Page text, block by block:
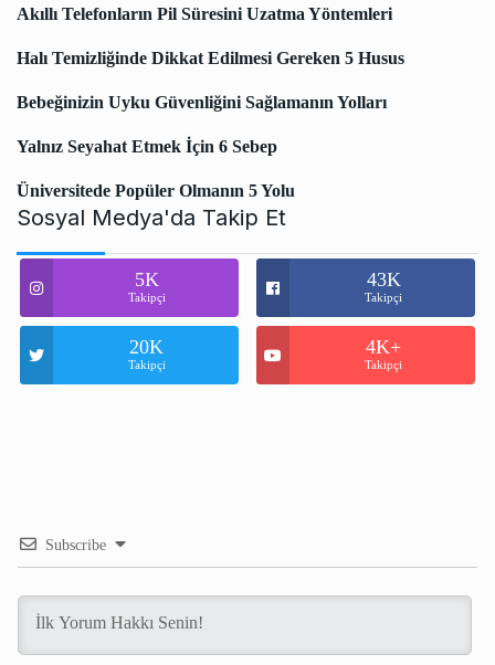
Akıllı Telefonların Pil Süresini Uzatma Yöntemleri
Halı Temizliğinde Dikkat Edilmesi Gereken 5 Husus
Bebeğinizin Uyku Güvenliğini Sağlamanın Yolları
Yalnız Seyahat Etmek İçin 6 Sebep
Üniversitede Popüler Olmanın 5 Yolu
Sosyal Medya'da Takip Et
5K
Takipçi
43K
Takipçi
20K
Takipçi
4K+
Takipçi
Subscribe